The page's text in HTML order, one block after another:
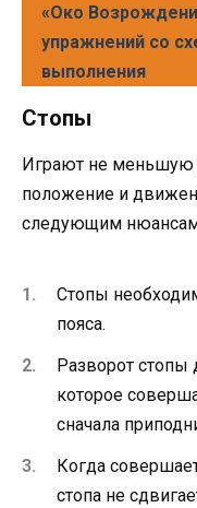
«Око
упражнений со
выполнения
Стопы
Играют не меньшую
положение и
следующим
Стопы
пояса.
Разворот
которое
сначала
Когда
стопа не